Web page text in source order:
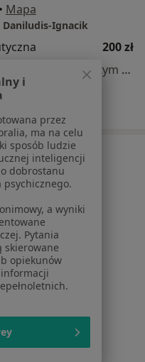
• Mapa
Ignacik
200 zł
Specjalista nie oferuje umawiania online pod tym adresem.
i
przez
ma na celu
sposób ludzie
inteligencji
dobrostanu
a wyniki
Pytania
skierowane
opiekunów